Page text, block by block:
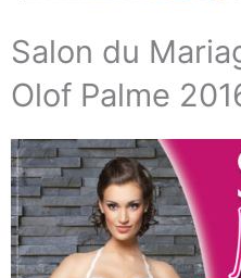
Salon du
Olof Palme